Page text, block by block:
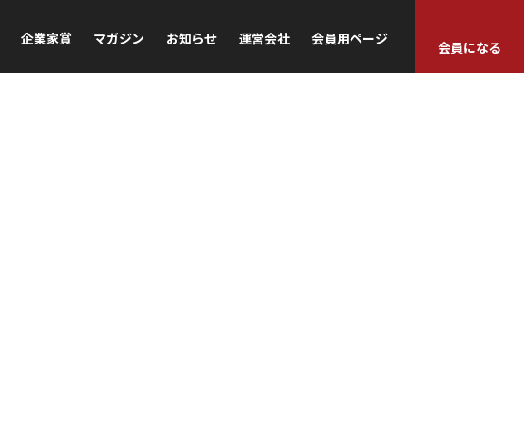
企業家賞 マガジン お知らせ 運営会社 会員用ページ
会員になる